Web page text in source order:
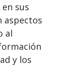
sus
aspectos
al
y los